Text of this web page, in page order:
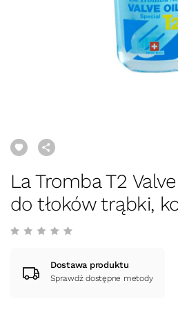
La Tromba T2
do tłoków trąbki,
Dostawa produktu
Sprawdź dostępne metody